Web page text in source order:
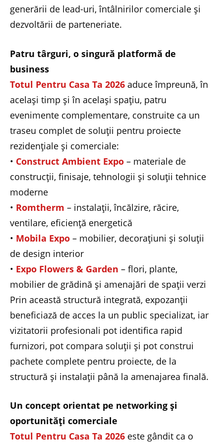
generării de lead-uri, întâlnirilor comerciale și
dezvoltării de parteneriate.
Patru târguri, o singură platformă de
business
Totul Pentru Casa Ta 2026 aduce împreună, în
același timp și în același spațiu, patru
evenimente complementare, construite ca un
traseu complet de soluții pentru proiecte
rezidențiale și comerciale:
• Construct Ambient Expo – materiale de
construcții, finisaje, tehnologii și soluții tehnice
moderne
• Romtherm – instalații, încălzire, răcire,
ventilare, eficiență energetică
• Mobila Expo – mobilier, decorațiuni și soluții
de design interior
• Expo Flowers & Garden – flori, plante,
mobilier de grădină și amenajări de spații verzi
Prin această structură integrată, expozanții
beneficiază de acces la un public specializat, iar
vizitatorii profesionali pot identifica rapid
furnizori, pot compara soluții și pot construi
pachete complete pentru proiecte, de la
structură și instalații până la amenajarea finală.
Un concept orientat pe networking și
oportunități comerciale
Totul Pentru Casa Ta 2026 este gândit ca o